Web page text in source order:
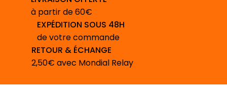
à partir de 60€
EXPÉDITION SOUS 48H
de votre commande
RETOUR & ÉCHANGE
2,50€ avec Mondial Relay